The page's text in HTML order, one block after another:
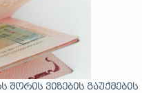
ვიზების გაუქმების